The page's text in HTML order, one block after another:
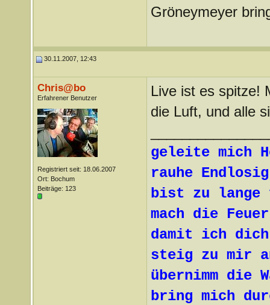
Gröneymeyer
30.11.2007, 12:43
Chris@bo
Erfahrener Benutzer
Registriert seit: 18.06.2007
Ort: Bochum
Beiträge: 123
Live ist es spitze!
die Luft, und alle
geleite mich
rauhe
bist zu
mach die
damit ich
steig zu mir
übernimm die
bring mich